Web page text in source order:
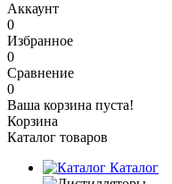
Аккаунт
0
Избранное
0
Сравнение
0
Ваша корзина пуста!
Корзина
Каталог товаров
Каталог